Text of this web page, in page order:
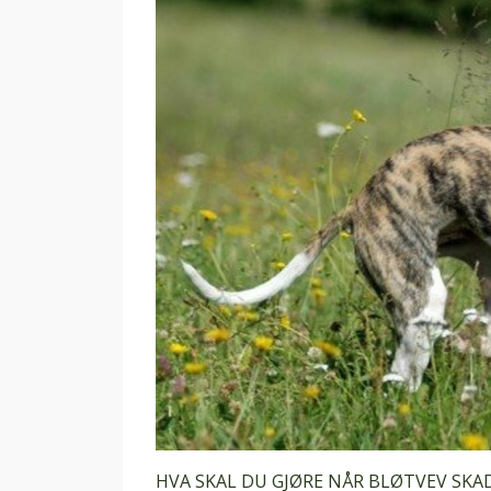
HVA SKAL DU GJØRE NÅR BLØTVEV